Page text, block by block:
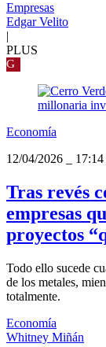
Empresas
Edgar Velito
|
PLUS
G
Economía
12/04/2026
17:14
Tras revés
empresas
proyectos
Todo ello sucede
de los metales,
totalmente.
Economía
Whitney Miñán